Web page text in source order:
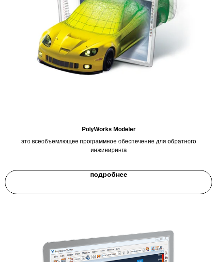
PolyWorks Modeler
это всеобъемлющее программное обеспечение для обратного
инжиниринга
подробнее